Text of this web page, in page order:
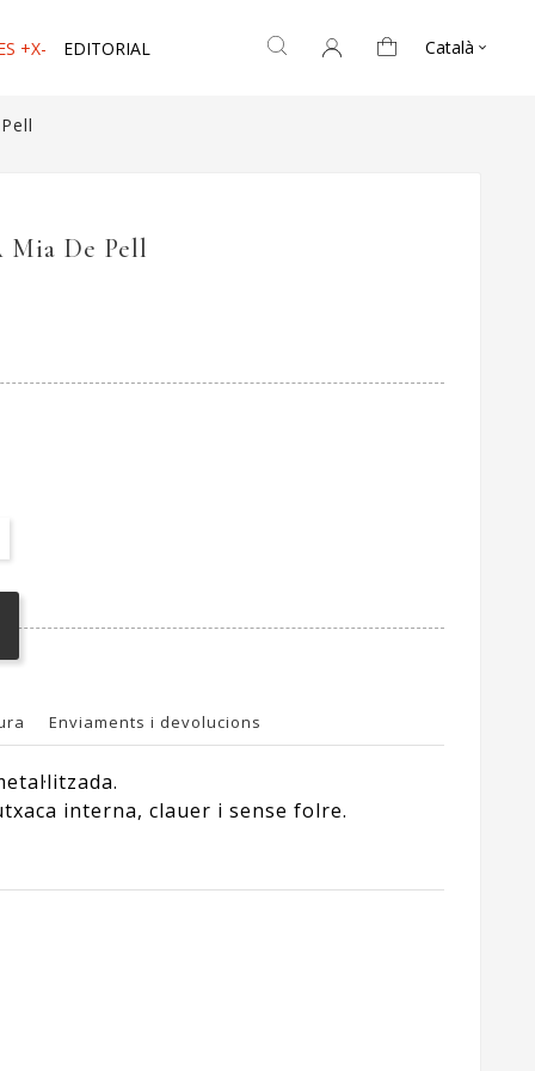
+X- EDITORIAL Català 
Mia De Pell
Enviaments i devolucions
interna, clauer i sense folre.